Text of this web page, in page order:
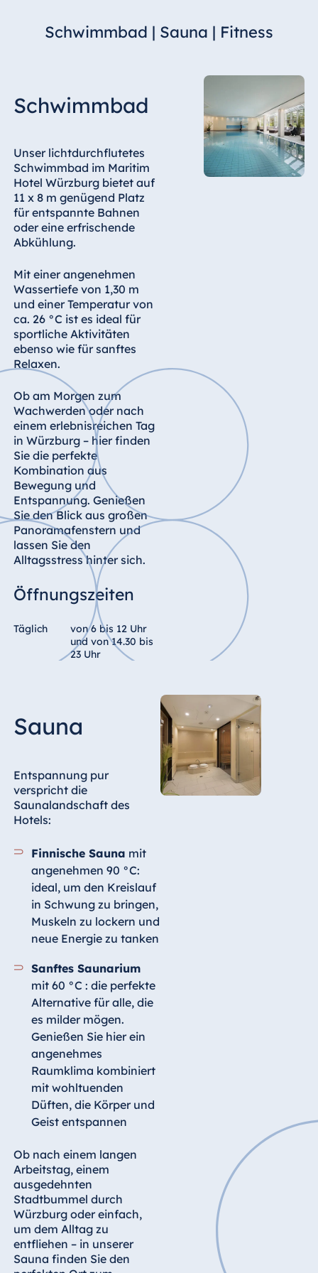
Hotel Bremen
Hotel Düsseldorf
Hotel Frankfurt
Schlossgarten
Fulda
Airport Hotel
Hannover
Hotel Ingolstadt
Hotel Bellevue
Kiel
Hotel Köln
Hotel
Königswinter
Hotel Magdeburg
Hotel München
Hotel Stuttgart
Seehotel
Timmendorfer
Strand
TitiseeHotel
Titisee-Neustadt
Strandhotel
Travemünde
Hotel Ulm
Star-Apart Hansa
Hotel Wiesbaden
Hotel Würzburg
Ägypten
Albanien
Hotel Plaza
Tirana
Bay
Bulgarien
Hotel Paradise
Hotel Amelia
China
Hotel Taicang
Garden
Hotel &
Conference
Center Taicang
Italien
Resort Calabria
Schwimmbad | Sauna | Fitness
Schwimmbad
Unser lichtdurchflutetes
Schwimmbad im Maritim
Hotel Würzburg bietet auf
11 x 8 m genügend Platz
für entspannte Bahnen
oder eine erfrischende
Abkühlung.
Mit einer angenehmen
Wassertiefe von 1,30 m
und einer Temperatur von
ca. 26 °C ist es ideal für
sportliche Aktivitäten
ebenso wie für sanftes
Relaxen.
Ob am Morgen zum
Wachwerden oder nach
einem erlebnisreichen Tag
in Würzburg – hier finden
Sie die perfekte
Kombination aus
Bewegung und
Entspannung. Genießen
Sie den Blick aus großen
Panoramafenstern und
lassen Sie den
Alltagsstress hinter sich.
Öffnungszeiten
Täglich
von 6 bis 12 Uhr
und von 14.30 bis
23 Uhr
Sauna
Entspannung pur
verspricht die
Saunalandschaft des
Hotels:
Finnische Sauna mit
angenehmen 90 °C:
ideal, um den Kreislauf
in Schwung zu bringen,
Muskeln zu lockern und
neue Energie zu tanken
Sanftes Saunarium
mit 60 °C : die perfekte
Alternative für alle, die
es milder mögen.
Genießen Sie hier ein
angenehmes
Raumklima kombiniert
mit wohltuenden
Düften, die Körper und
Geist entspannen
Ob nach einem langen
Arbeitstag, einem
ausgedehnten
Stadtbummel durch
Würzburg oder einfach,
um dem Alltag zu
entfliehen – in unserer
Sauna finden Sie den